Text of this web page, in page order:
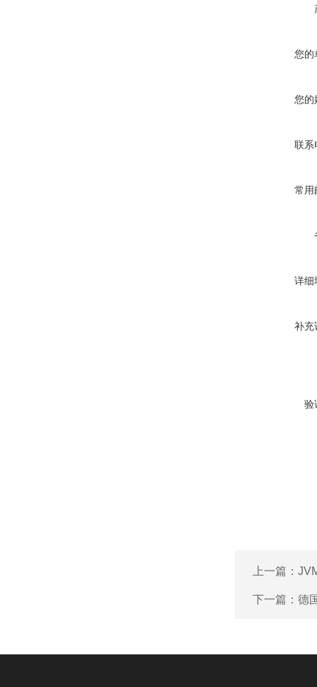
您的
您的
联系
常用
详细
补充
验
上一篇：
下一篇： 德